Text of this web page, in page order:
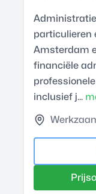
particulieren
Amsterdam
financiële
inclusief j...